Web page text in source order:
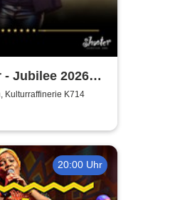
- Jubilee 2026
Kulturraffinerie K714
20:00 Uhr